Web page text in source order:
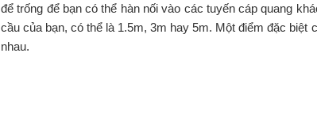
để trống để bạn có thể hàn nối vào các tuyến cáp quang
cầu của bạn, có thể là 1.5m, 3m hay 5m. Một điểm đặc biệt
nhau.